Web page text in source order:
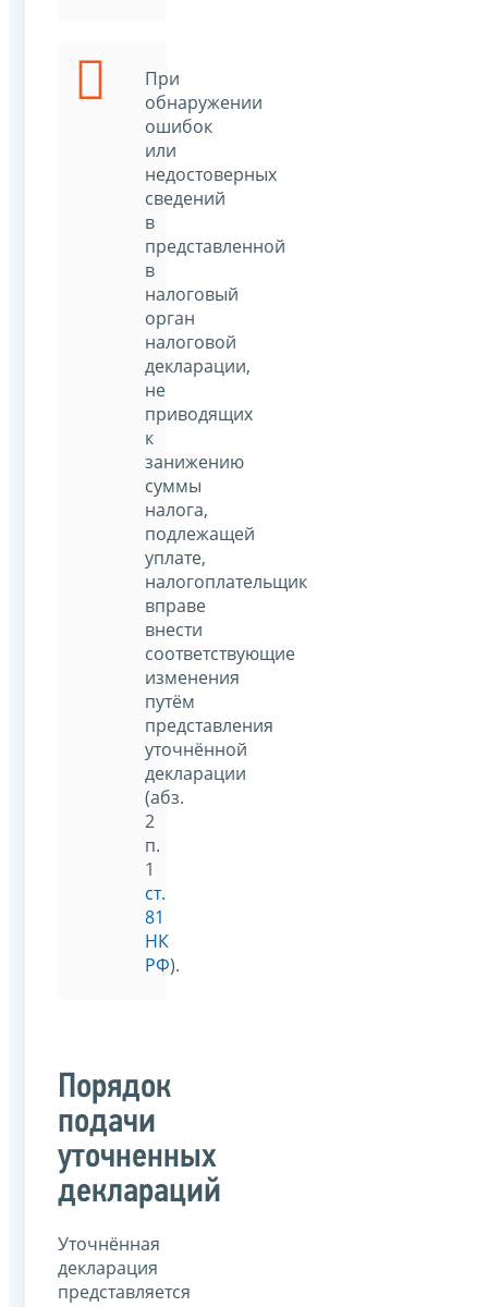
При
обнаружении
ошибок
или
недостоверных
сведений
в
представленной
в
налоговый
орган
налоговой
декларации,
не
приводящих
к
занижению
суммы
налога,
подлежащей
уплате,
налогоплательщик
вправе
внести
соответствующие
изменения
путём
представления
уточнённой
декларации
(абз.
2
п.
1
ст.
81
НК
РФ).
Порядок
подачи
уточненных
деклараций
Уточнённая
декларация
представляется